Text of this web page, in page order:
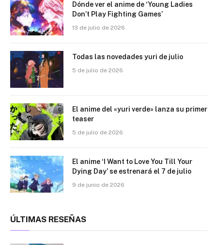
Dónde ver el anime de ‘Young Ladies
Don’t Play Fighting Games’
13 de julio de 2026
Todas las novedades yuri de julio
5 de julio de 2026
El anime del «yuri verde» lanza su primer
teaser
5 de julio de 2026
El anime ‘I Want to Love You Till Your
Dying Day’ se estrenará el 7 de julio
9 de junio de 2026
ÚLTIMAS RESEÑAS